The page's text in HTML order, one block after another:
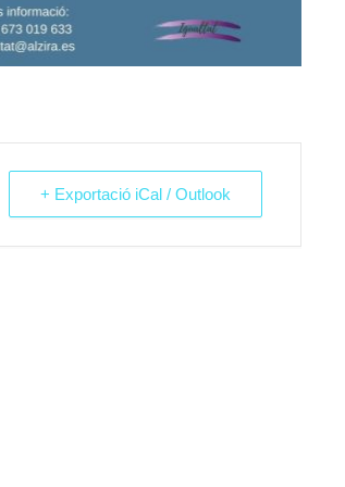
+ Exportació iCal / Outlook